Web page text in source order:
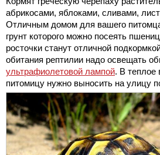
абрикосами, яблоками, сливами,
Отличным домом для вашего
грунт которого можно посеять
росточки станут отличной
обитания рептилии надо освещать
ультрафиолетовой лампой. В теплое
питомицу нужно выносить на улицу